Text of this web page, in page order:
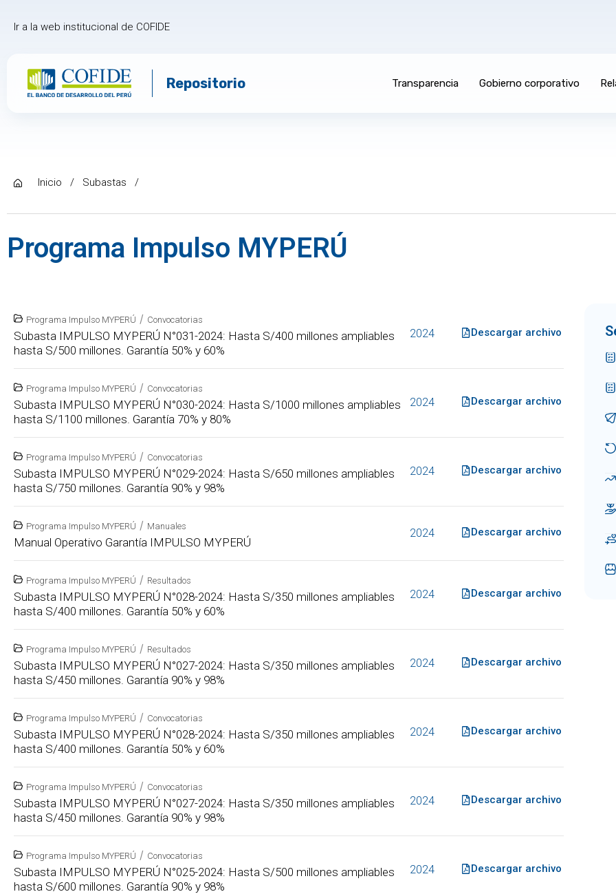
Ir a la web institucional de COFIDE
Repositorio Transparencia Gobierno corporativo
Inicio / Subastas /
Programa Impulso MYPERÚ
Programa Impulso MYPERÚ / Convocatorias
Subasta IMPULSO MYPERÚ N°031-2024: Hasta S/400 millones ampliables
hasta S/500 millones. Garantía 50% y 60%
2024 Descargar archivo
Programa Impulso MYPERÚ / Convocatorias
Subasta IMPULSO MYPERÚ N°030-2024: Hasta S/1000 millones ampliables
hasta S/1100 millones. Garantía 70% y 80%
2024 Descargar archivo
Programa Impulso MYPERÚ / Convocatorias
Subasta IMPULSO MYPERÚ N°029-2024: Hasta S/650 millones ampliables
hasta S/750 millones. Garantía 90% y 98%
2024 Descargar archivo
Programa Impulso MYPERÚ / Manuales
Manual Operativo Garantía IMPULSO MYPERÚ
2024 Descargar archivo
Programa Impulso MYPERÚ / Resultados
Subasta IMPULSO MYPERÚ N°028-2024: Hasta S/350 millones ampliables
hasta S/400 millones. Garantía 50% y 60%
2024 Descargar archivo
Programa Impulso MYPERÚ / Resultados
Subasta IMPULSO MYPERÚ N°027-2024: Hasta S/350 millones ampliables
hasta S/450 millones. Garantía 90% y 98%
2024 Descargar archivo
Programa Impulso MYPERÚ / Convocatorias
Subasta IMPULSO MYPERÚ N°028-2024: Hasta S/350 millones ampliables
hasta S/400 millones. Garantía 50% y 60%
2024 Descargar archivo
Programa Impulso MYPERÚ / Convocatorias
Subasta IMPULSO MYPERÚ N°027-2024: Hasta S/350 millones ampliables
hasta S/450 millones. Garantía 90% y 98%
2024 Descargar archivo
Programa Impulso MYPERÚ / Convocatorias
Subasta IMPULSO MYPERÚ N°025-2024: Hasta S/500 millones ampliables
hasta S/600 millones. Garantía 90% y 98%
2024 Descargar archivo